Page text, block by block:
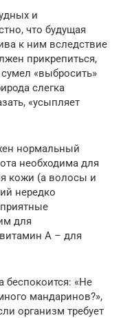
и
что будущая
к ним вследствие
прикрепиться,
«выбросить»
слегка
«усыпляет
нормальный
необходима для
кожи (а волосы и
нередко
для
А – для
«Не
мандаринов?»,
организм требует